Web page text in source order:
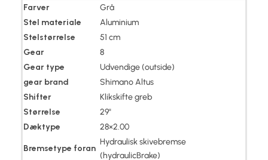
Farver
Grå
Stel materiale
Aluminium
Stelstørrelse
51 cm
Gear
8
Gear type
Udvendige (outside)
gear brand
Shimano Altus
Shifter
Klikskifte greb
Størrelse
29"
Dæktype
28×2.00
Bremsetype foran
Hydraulisk skivebremse
(hydraulicBrake)